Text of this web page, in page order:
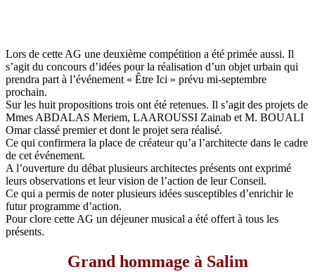
Lors de cette AG une deuxième compétition a été primée aussi. Il
s’agit du concours d’idées pour la réalisation d’un objet urbain qui
prendra part à l’événement « Être Ici » prévu mi-septembre
prochain.
Sur les huit propositions trois ont été retenues. Il s’agit des projets de
Mmes ABDALAS Meriem, LAAROUSSI Zainab et M. BOUALI
Omar classé premier et dont le projet sera réalisé.
Ce qui confirmera la place de créateur qu’a l’architecte dans le cadre
de cet événement.
A l’ouverture du débat plusieurs architectes présents ont exprimé
leurs observations et leur vision de l’action de leur Conseil.
Ce qui a permis de noter plusieurs idées susceptibles d’enrichir le
futur programme d’action.
Pour clore cette AG un déjeuner musical a été offert à tous les
présents.
Grand hommage à Salim